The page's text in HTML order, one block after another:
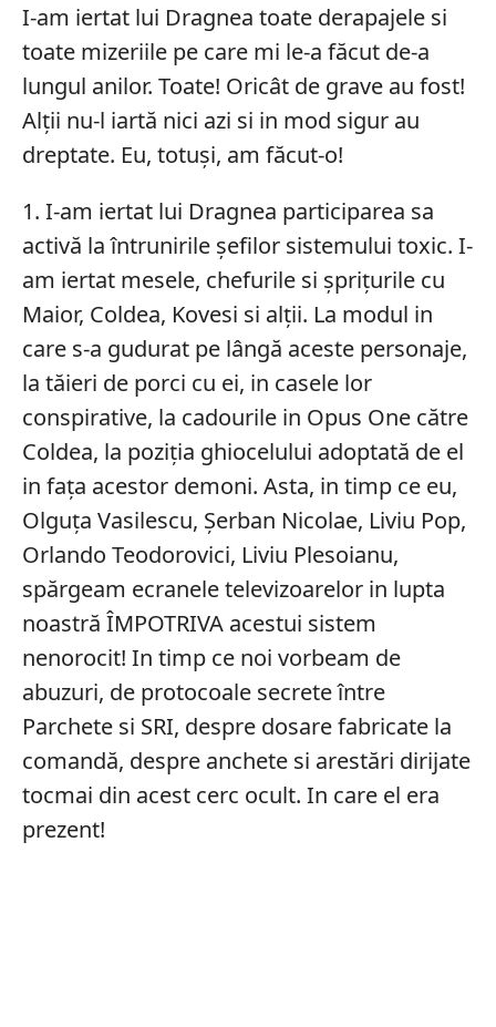
I-am iertat lui Dragnea toate derapajele si
toate mizeriile pe care mi le-a făcut de-a
lungul anilor. Toate! Oricât de grave au fost!
Alții nu-l iartă nici azi si in mod sigur au
dreptate. Eu, totuși, am făcut-o!
1. I-am iertat lui Dragnea participarea sa
activă la întrunirile șefilor sistemului toxic. I-
am iertat mesele, chefurile si șprițurile cu
Maior, Coldea, Kovesi si alții. La modul in
care s-a gudurat pe lângă aceste personaje,
la tăieri de porci cu ei, in casele lor
conspirative, la cadourile in Opus One către
Coldea, la poziția ghiocelului adoptată de el
in fața acestor demoni. Asta, in timp ce eu,
Olguța Vasilescu, Șerban Nicolae, Liviu Pop,
Orlando Teodorovici, Liviu Plesoianu,
spărgeam ecranele televizoarelor in lupta
noastră ÎMPOTRIVA acestui sistem
nenorocit! In timp ce noi vorbeam de
abuzuri, de protocoale secrete între
Parchete si SRI, despre dosare fabricate la
comandă, despre anchete si arestări dirijate
tocmai din acest cerc ocult. In care el era
prezent!